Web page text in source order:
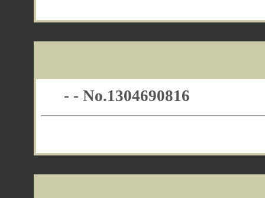
- - No.1304690816